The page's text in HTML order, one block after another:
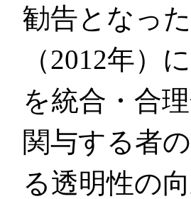
勧告となっ
（2012年）
を統合・合
関与する者
る透明性の